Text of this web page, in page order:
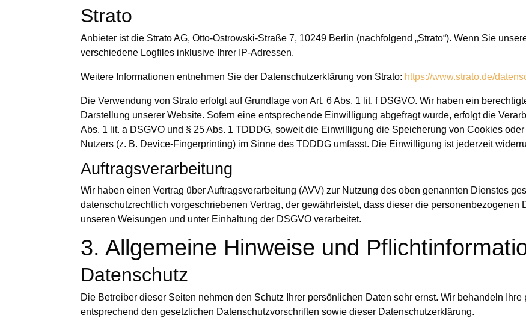
Strato
Anbieter ist die Strato AG, Otto-Ostrowski-Straße 7, 10249 Berlin (nachfolgend „Strato“). Wenn Sie
verschiedene Logfiles inklusive Ihrer IP-Adressen.
Weitere Informationen entnehmen Sie der Datenschutzerklärung von Strato: https://www.strato.de/
Die Verwendung von Strato erfolgt auf Grundlage von Art. 6 Abs. 1 lit. f DSGVO. Wir haben ein
Darstellung unserer Website. Sofern eine entsprechende Einwilligung abgefragt wurde, erfolgt die
Abs. 1 lit. a DSGVO und § 25 Abs. 1 TDDDG, soweit die Einwilligung die Speicherung von Cookies
Nutzers (z. B. Device-Fingerprinting) im Sinne des TDDDG umfasst. Die Einwilligung ist jederzeit
Auftragsverarbeitung
Wir haben einen Vertrag über Auftragsverarbeitung (AVV) zur Nutzung des oben genannten Dienstes
datenschutzrechtlich vorgeschriebenen Vertrag, der gewährleistet, dass dieser die personenbezogenen
unseren Weisungen und unter Einhaltung der DSGVO verarbeitet.
3. Allgemeine Hinweise und
Datenschutz
Die Betreiber dieser Seiten nehmen den Schutz Ihrer persönlichen Daten sehr ernst. Wir behandeln
entsprechend den gesetzlichen Datenschutzvorschriften sowie dieser Datenschutzerklärung.